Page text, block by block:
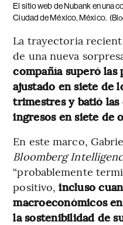
El sitio web de Nubank en una
Ciudad de México, México.
La trayectoria
de una nueva
compañía superó las
ajustado en siete de
trimestres y batió las
ingresos en siete de
En este marco,
Bloomberg
“probablemente
positivo,incluso
macroeconómicos
la sostenibilidad de